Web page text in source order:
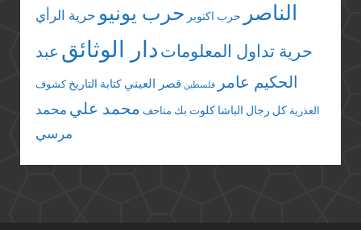
الناصر
حرب اكتوبر حرب يونيو حرية الرأي
حرية تداول المعلومات دار الوثائق عبد
الحكيم عامر
فلسطين قصر العيني كتابة التاريخ كشوف
العذرية كل رجال الباشا كلوت بك متاحف محمد علي محمد
مرسي